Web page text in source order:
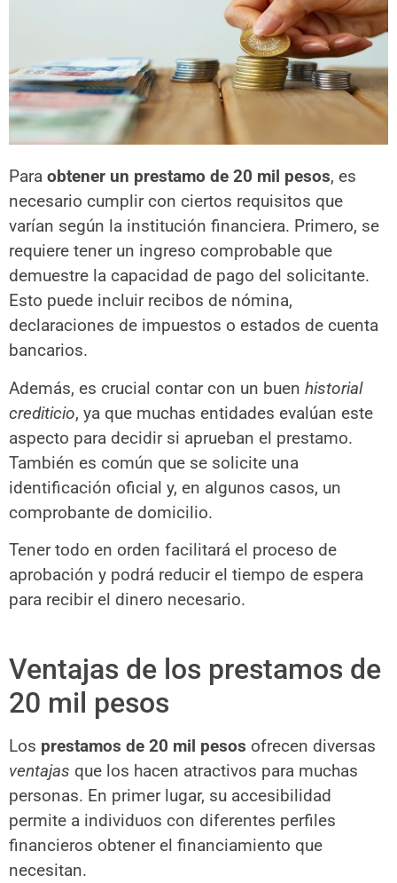
Para obtener un prestamo de 20 mil pesos, es
necesario cumplir con ciertos requisitos que
varían según la institución financiera. Primero, se
requiere tener un ingreso comprobable que
demuestre la capacidad de pago del solicitante.
Esto puede incluir recibos de nómina,
declaraciones de impuestos o estados de cuenta
bancarios.
Además, es crucial contar con un buen historial
crediticio, ya que muchas entidades evalúan este
aspecto para decidir si aprueban el prestamo.
También es común que se solicite una
identificación oficial y, en algunos casos, un
comprobante de domicilio.
Tener todo en orden facilitará el proceso de
aprobación y podrá reducir el tiempo de espera
para recibir el dinero necesario.
Ventajas de los prestamos de
20 mil pesos
Los prestamos de 20 mil pesos ofrecen diversas
ventajas que los hacen atractivos para muchas
personas. En primer lugar, su accesibilidad
permite a individuos con diferentes perfiles
financieros obtener el financiamiento que
necesitan.